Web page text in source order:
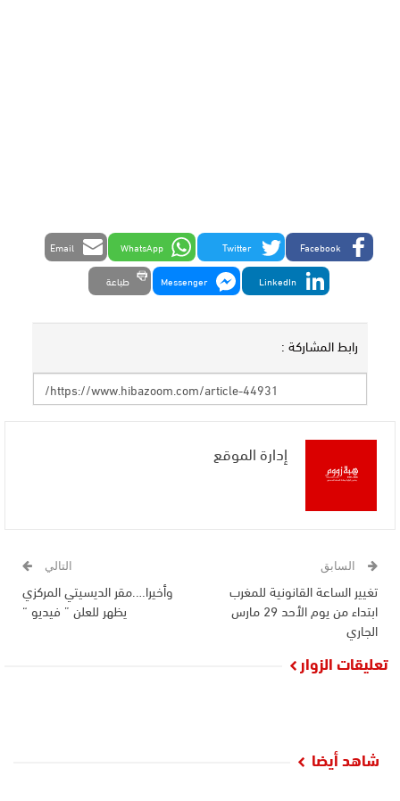
Facebook
Twitter
WhatsApp
Email
LinkedIn
Messenger طباعة
رابط المشاركة :
إدارة الموقع
السابق
تغيير الساعة القانونية للمغرب
ابتداء من يوم الأحد 29 مارس
الجاري
التالي
وأخيرا….مقر الديسيتي المركزي
يظهر للعلن ” فيديو “
تعليقات الزوار
شاهد أيضا